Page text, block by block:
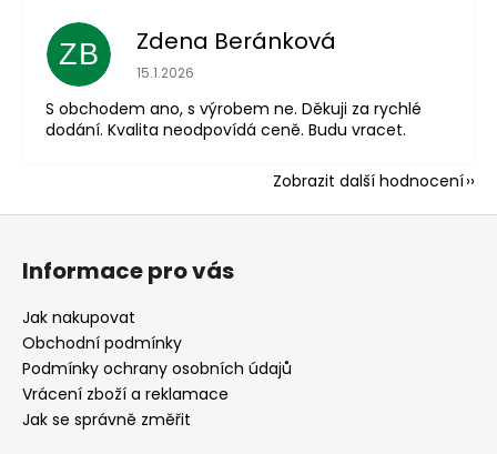
ZB Zdena Beránková
Hodnocení obchodu je 1 z 5 hvězdiček.
15.1.2026
S obchodem ano, s výrobem ne. Děkuji za rychlé
dodání. Kvalita neodpovídá ceně. Budu vracet.
Zobrazit další hodnocení
Z
Informace pro vás
Jak nakupovat
Obchodní podmínky
Podmínky ochrany osobních údajů
Vrácení zboží a reklamace
Jak se správně změřit